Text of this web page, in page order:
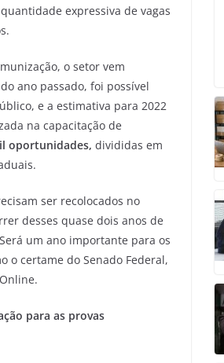
expressiva de vagas
o setor vem
ano passado, foi possível
e a estimativa para 2022
na capacitação de
oportunidades, divididas em
ser recolocados no
desses quase dois anos de
um ano importante para os
o certame do Senado Federal,
para as provas